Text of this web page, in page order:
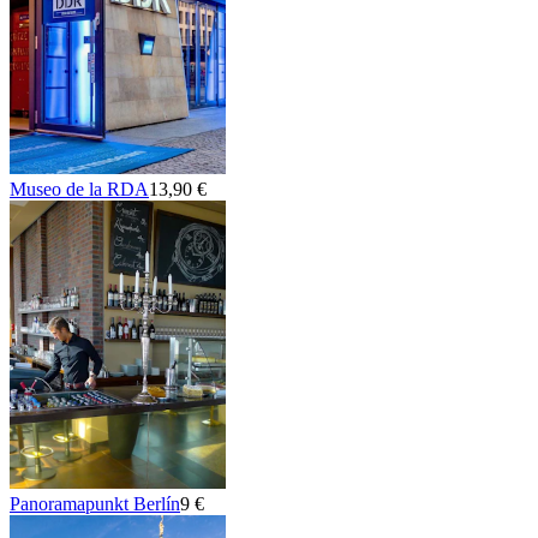
Museo de la RDA13,90 €
Panoramapunkt Berlín9 €